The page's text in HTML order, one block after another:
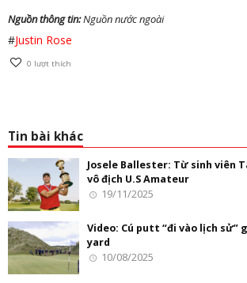
Nguồn thông tin:Nguồn nước ngoài
#Justin Rose
0 lượt thích
Tin bài khác
Josele Ballester: Từ sinh viên
vô địch U.S Amateur
19/11/2025
Video: Cú putt “đi vào lịch sử”
yard
10/08/2025